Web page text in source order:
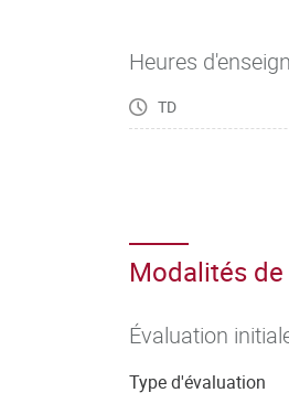
Heures
TD
Modalités
Évaluation
Type d'évaluation